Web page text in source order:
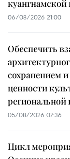
куангнамской
06/08/2026 21:00
Обеспечить
сохранением
ценности
региональной
05/08/2026 07:36
Цикл